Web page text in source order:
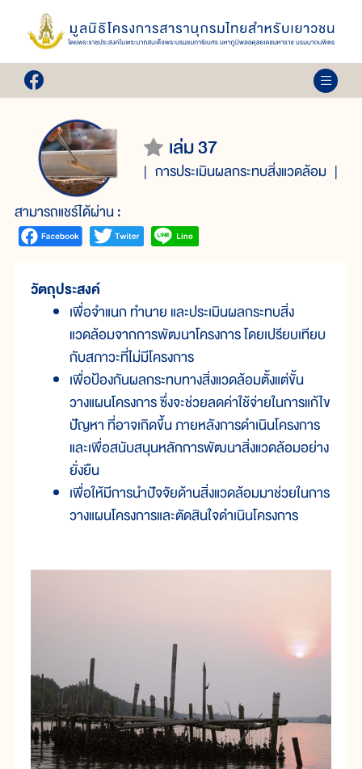
เล่ม 37
การประเมินผลกระทบสิ่งแวดล้อม
สามารถแชร์ได้ผ่าน :
วัตถุประสงค์
เพื่อจำแนก ทำนาย และประเมินผลกระทบสิ่ง
แวดล้อมจากการพัฒนาโครงการ โดยเปรียบเทียบ
กับสภาวะที่ไม่มีโครงการ
เพื่อป้องกันผลกระทบทางสิ่งแวดล้อมตั้งแต่ขั้น
วางแผนโครงการ ซึ่งจะช่วยลดค่าใช้จ่ายในการแก้ไข
ปัญหา ที่อาจเกิดขึ้น ภายหลังการดำเนินโครงการ
และเพื่อสนับสนุนหลักการพัฒนาสิ่งแวดล้อมอย่าง
ยั่งยืน
เพื่อให้มีการนำปัจจัยด้านสิ่งแวดล้อมมาช่วยในการ
วางแผนโครงการและตัดสินใจดำเนินโครงการ